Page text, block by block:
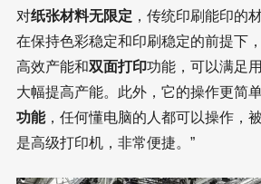
对纸张材料无限定 ，传统印刷能印的
在保持色彩稳定和印刷稳定的前提下
高效产能和双面打印功能，可以满足
大幅提高产能。此外，它的操作更简
功能，任何懂电脑的人都可以操作，
是高级打印机，非常便捷。”